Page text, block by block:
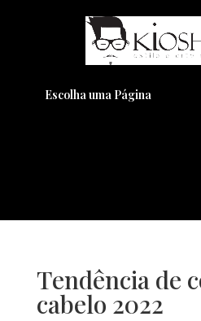
Escolha uma Página
Tendência de
cabelo 2022
Pensando em